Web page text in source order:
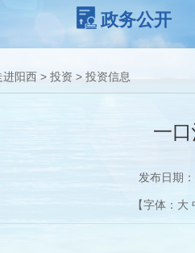
政务公开
进阳西 > 投资 > 投资信息
一
发布日期
【字体： 大